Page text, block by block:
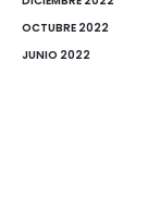
OCTUBRE 2022
JUNIO 2022